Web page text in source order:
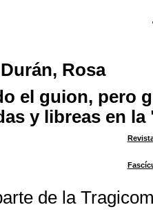
Rosa
el guion, pero
y libreas en la
de la